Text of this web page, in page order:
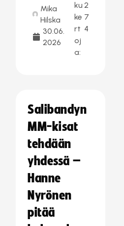
Mika
Hilska
30.06.
2026
ku
ke
rt
oj
a:
2
7
4
Salibandyn
MM-kisat
tehdään
yhdessä –
Hanne
Nyrönen
pitää